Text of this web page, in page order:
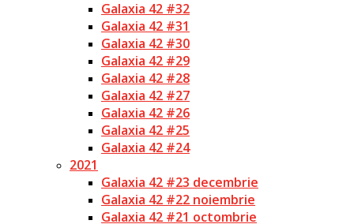
Galaxia 42 #32
Galaxia 42 #31
Galaxia 42 #30
Galaxia 42 #29
Galaxia 42 #28
Galaxia 42 #27
Galaxia 42 #26
Galaxia 42 #25
Galaxia 42 #24
2021
Galaxia 42 #23 decembrie
Galaxia 42 #22 noiembrie
Galaxia 42 #21 octombrie